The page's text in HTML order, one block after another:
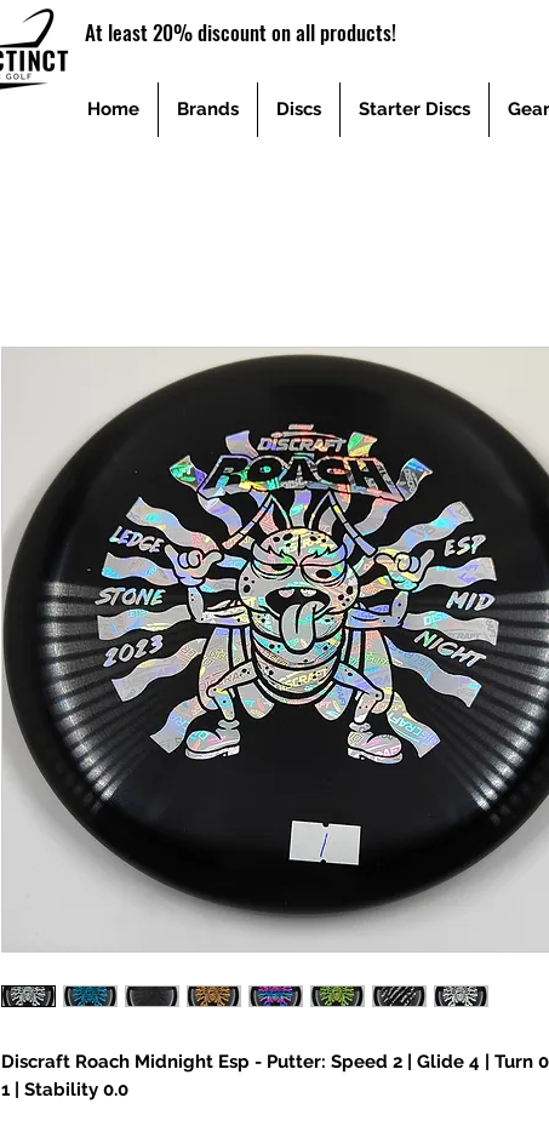
Home Brands Discs Starter Discs Gear
At least 20% discount on all products!
Discraft Roach Midnight Esp - Putter: Speed 2 | Glide 4 | Turn
1 | Stability 0.0